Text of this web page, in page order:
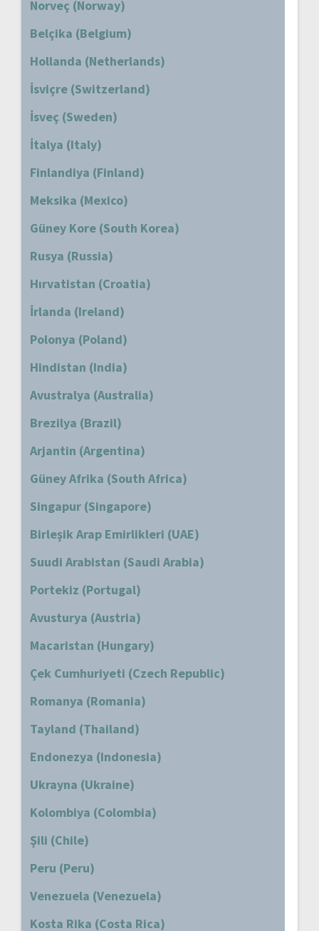
Norveç (Norway)
Belçika (Belgium)
Hollanda (Netherlands)
İsviçre (Switzerland)
İsveç (Sweden)
İtalya (Italy)
Finlandiya (Finland)
Meksika (Mexico)
Güney Kore (South Korea)
Rusya (Russia)
Hırvatistan (Croatia)
İrlanda (Ireland)
Polonya (Poland)
Hindistan (India)
Avustralya (Australia)
Brezilya (Brazil)
Arjantin (Argentina)
Güney Afrika (South Africa)
Singapur (Singapore)
Birleşik Arap Emirlikleri (UAE)
Suudi Arabistan (Saudi Arabia)
Portekiz (Portugal)
Avusturya (Austria)
Macaristan (Hungary)
Çek Cumhuriyeti (Czech Republic)
Romanya (Romania)
Tayland (Thailand)
Endonezya (Indonesia)
Ukrayna (Ukraine)
Kolombiya (Colombia)
Şili (Chile)
Peru (Peru)
Venezuela (Venezuela)
Kosta Rika (Costa Rica)